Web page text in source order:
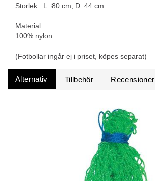
Storlek: L: 80 cm, D: 44 cm
Material:
100% nylon
(Fotbollar ingår ej i priset, köpes separat)
Alternativ Tillbehör Recensioner